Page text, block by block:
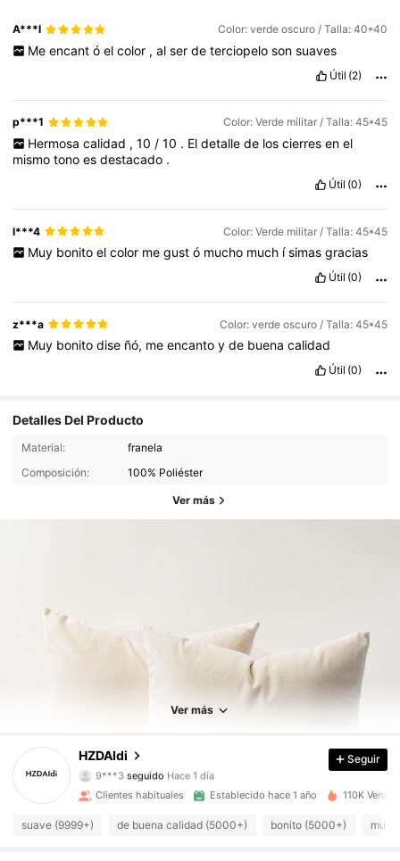
A***l Color: verde oscuro / Talla: 40*40
Me encant ó el color , al ser de terciopelo son suaves
Útil (2)
p***1 Color: Verde militar / Talla: 45*45
Hermosa calidad , 10 / 10 . El detalle de los cierres en el
mismotonoesdestacado .
Útil (0)
l***4 Color: Verde militar / Talla: 45*45
Muy bonito el color me gust ó mucho much ísimas gracias
Útil (0)
z***a Color: verde oscuro / Talla: 45*45
Muy bonito dise ñó, me encanto y de buena calidad
Útil (0)
Detalles Del Producto
Material:
franela
Composición:
100% Poliéster
Ver más
Ver más
HZDAIdi
9***3 seguido Hace 1 día
2.5K Seguidores
4,94 2.5K Seguidores
Seguir
Clientes habituales Establecido hace 1 año 110K
suave (9999+) de buena calidad (5000+) bonito (5000+) muy